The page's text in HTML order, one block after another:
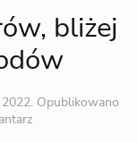
bliżej
. Opublikowano